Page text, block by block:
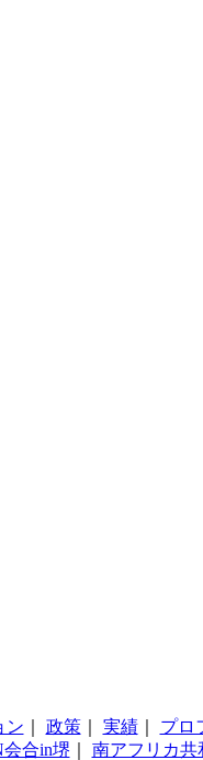
ン 政策｜ 実績｜ プロ
合in堺
南アフリカ共